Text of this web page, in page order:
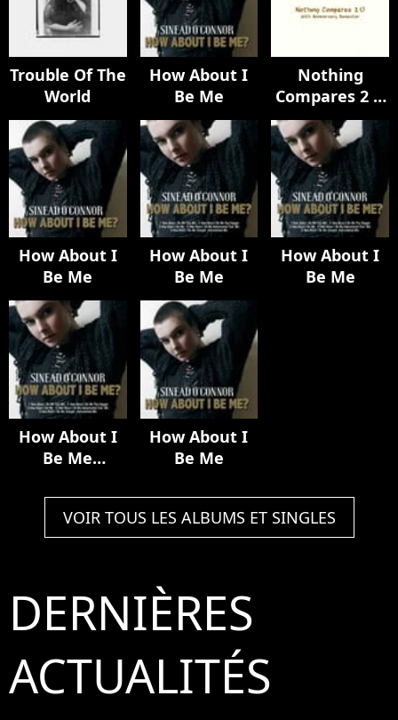
Trouble Of The
World
How About I
Be Me
Nothing
Compares 2 U
(30th
Anniversary
Remaster)
How About I
Be Me
How About I
Be Me
How About I
Be Me
How About I
Be Me
How About I
Be Me
VOIR TOUS LES ALBUMS ET SINGLES
DERNIÈRES
ACTUALITÉS